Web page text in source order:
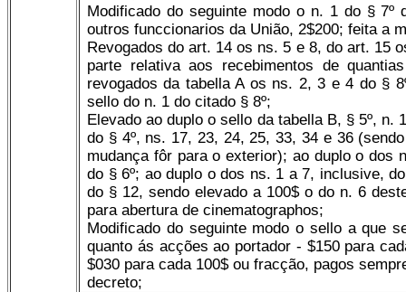
Modificado do seguinte modo o n. 1 do § 7º
outros funccionarios da União, 2$200; feita a
Revogados do art. 14 os ns. 5 e 8, do art. 15
parte relativa aos recebimentos de
revogados da tabella A os ns. 2, 3 e 4 do §
sello do n. 1 do citado § 8º;
Elevado ao duplo o sello da tabella B, § 5º, n.
do § 4º, ns. 17, 23, 24, 25, 33, 34 e 36
mudança fôr para o exterior); ao duplo o dos
do § 6º; ao duplo o dos ns. 1 a 7, inclusive,
do § 12, sendo elevado a 100$ o do n. 6
para abertura de cinematographos;
Modificado do seguinte modo o sello a que
quanto ás acções ao portador - $150 para
$030 para cada 100$ ou fracção, pagos
decreto;